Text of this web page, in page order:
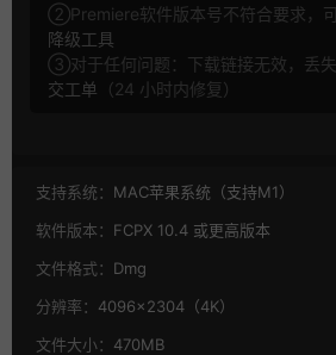
②Premiere软件版本号不符合要求，
降级工具
③对于任何问题：下载链接无效，丢
交工单 （24 小时内修复）
支持系统： MAC苹果系统（支持M1）
软件版本： FCPX 10.4 或更高版本
文件格式： Dmg
分辨率： 4096×2304（4K）
文件大小： 470MB